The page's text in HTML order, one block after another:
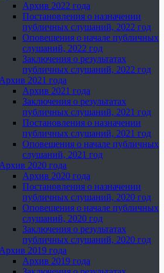
Архив 2022 года
Постановления о назначении
публичных слушаний, 2022 год
Оповещения о начале публичных
слушаний, 2022 год
Заключения о результатах
публичных слушаний, 2022 год
Архив 2021 года
Архив 2021 года
Заключения о результатах
публичных слушаний, 2021 год
Постановления о назначении
публичных слушаний, 2021 год
Оповещения о начале публичных
слушаний, 2021 год
Архив 2020 года
Архив 2020 года
Постановления о назначении
публичных слушаний, 2020 год
Оповещения о начале публичных
слушаний, 2020 год
Заключения о результатах
публичных слушаний, 2020 год
Архив 2019 года
Архив 2019 года